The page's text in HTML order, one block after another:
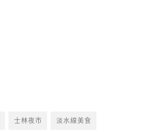
士林夜市 淡水線美食